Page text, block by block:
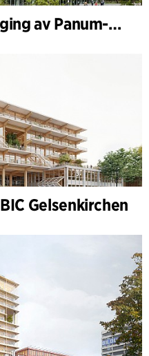
Mærsk Tårnet, utbygging av Panum-komplekset
BIC Gelsenkirchen